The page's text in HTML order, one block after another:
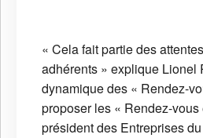
« Cela fait partie des
adhérents » explique Lionel
dynamique des « Rendez-
proposer les « Rendez-
président des Entreprises